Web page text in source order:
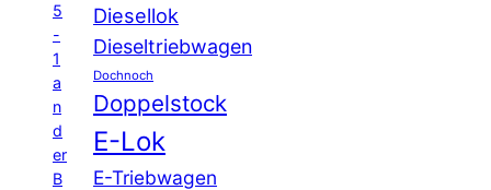
5
-
1
a
n
d
er
B
Diesellok
Dieseltriebwagen
Dochnoch
Doppelstock
E-Lok
E-Triebwagen